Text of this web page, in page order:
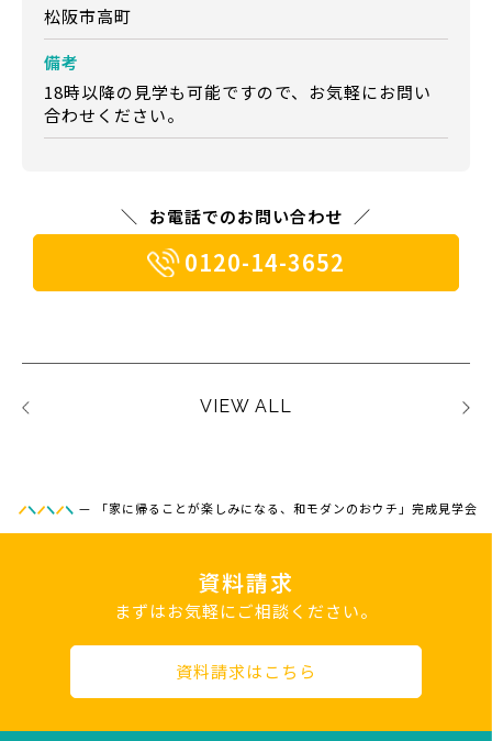
松阪市高町
備考
18時以降の見学も可能ですので、お気軽にお問い
合わせください。
お電話でのお問い合わせ
0120-14-3652
VIEW ALL
— 「家に帰ることが楽しみになる、和モダンのおウチ」完成見学会
資料請求
まずはお気軽にご相談ください。
資料請求はこちら